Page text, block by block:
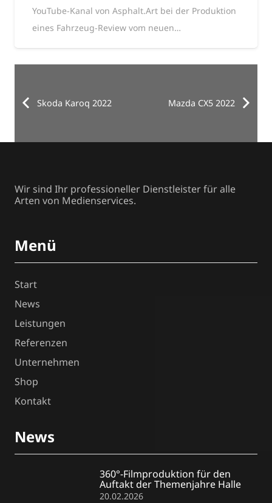
YouTube-Kanal von Asphalt.Art bei der Produktion
eines Fahrzeug-Review vom neuen…
Skoda Karoq 2022 Mazda CX5 2022
Wir sind Ihr professioneller Dienstleister für alle
Arten von Medienservices.
Menü
Start
News
Leistungen
Referenzen
Unternehmen
Shop
Kontakt
News
360°-Filmproduktion für den
Auftakt der Themenjahre Halle
20.02.2026